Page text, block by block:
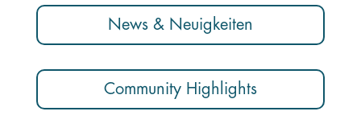
News & Neuigkeiten
Community Highlights